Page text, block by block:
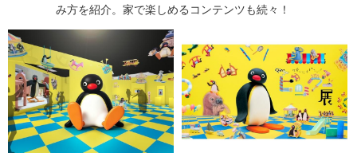
み方を紹介。家で楽しめるコンテンツも続々！